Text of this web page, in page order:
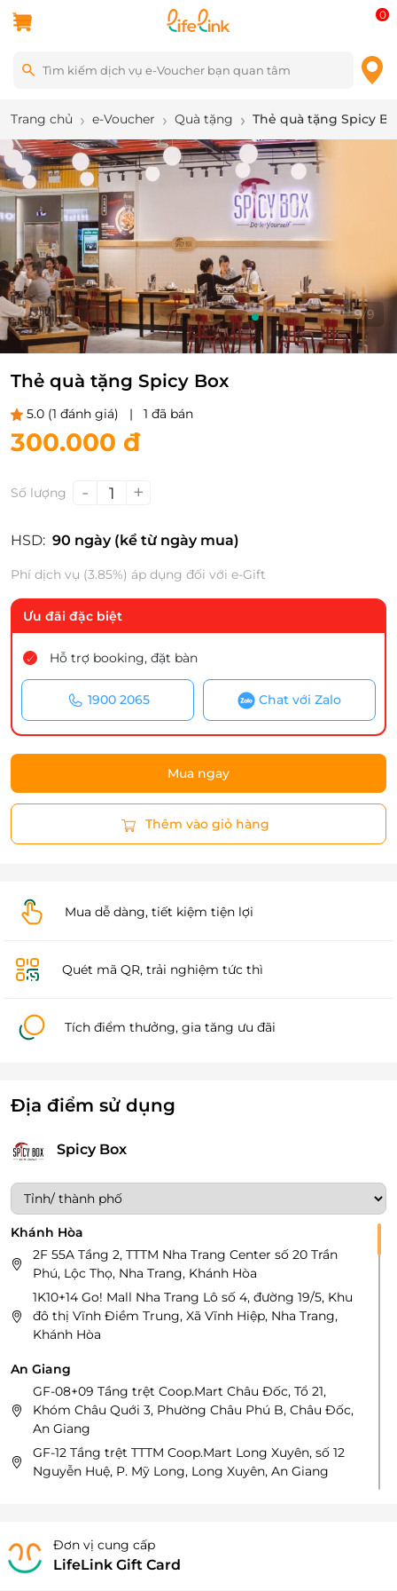
0
Trang chủ e-Voucher Quà tặng Thẻ quà tặng Spicy
9/9
Thẻ quà tặng Spicy Box
5.0 (1 đánh giá) | 1 đã bán
300.000 đ
Số lượng - 1 +
HSD: 90 ngày (kể từ ngày mua)
Phí dịch vụ (3.85%) áp dụng đối với e-Gift
Ưu đãi đặc biệt
Hỗ trợ booking, đặt bàn
1900 2065 Chat với Zalo
Mua ngay
Thêm vào giỏ hàng
Mua dễ dàng, tiết kiệm tiện lợi
Quét mã QR, trải nghiệm tức thì
Tích điểm thưởng, gia tăng ưu đãi
Địa điểm sử dụng
Spicy Box
Khánh Hòa
2F 55A Tầng 2, TTTM Nha Trang Center số 20 Trần
Phú, Lộc Thọ, Nha Trang, Khánh Hòa
1K10+14 Go! Mall Nha Trang Lô số 4, đường 19/5, Khu
đô thị Vĩnh Điềm Trung, Xã Vĩnh Hiệp, Nha Trang,
Khánh Hòa
An Giang
GF-08+09 Tầng trệt Coop.Mart Châu Đốc, Tổ 21,
Khóm Châu Quới 3, Phường Châu Phú B, Châu Đốc,
An Giang
GF-12 Tầng trệt TTTM Coop.Mart Long Xuyên, số 12
Nguyễn Huệ, P. Mỹ Long, Long Xuyên, An Giang
Hùng Vương và đường Mai Thị Tốt, Phường 2, Tân
An, Long An
Đơn vị cung cấp
LifeLink Gift Card